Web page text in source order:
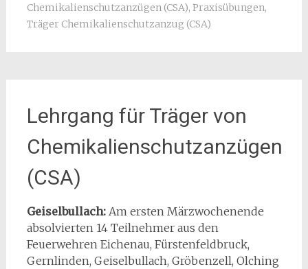
Chemikalienschutzanzügen (CSA), Praxisübungen,
Träger Chemikalienschutzanzug (CSA)
Lehrgang für Träger von
Chemikalienschutzanzügen
(CSA)
Geiselbullach:Am ersten Märzwochenende
absolvierten 14 Teilnehmer aus den
Feuerwehren Eichenau, Fürstenfeldbruck,
Gernlinden, Geiselbullach, Gröbenzell, Olching